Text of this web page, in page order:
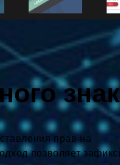
прав на
позволяет